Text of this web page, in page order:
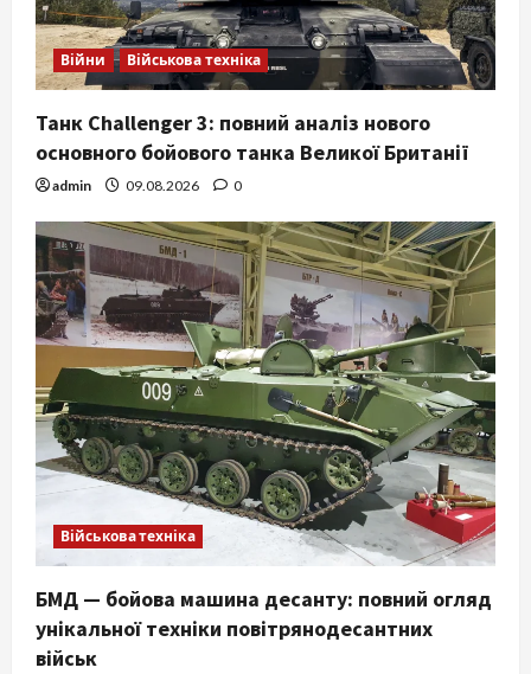
Війни Військова техніка
Танк Challenger 3: повний аналіз нового
основного бойового танка Великої Британії
admin 09.08.2026 0
Військова техніка
БМД — бойова машина десанту: повний огляд
унікальної техніки повітрянодесантних
військ